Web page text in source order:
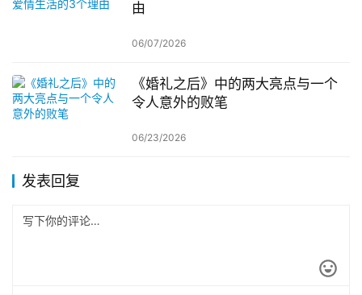
由
06/07/2026
《婚礼之后》中的两大亮点与一个
令人意外的败笔
06/23/2026
发表回复